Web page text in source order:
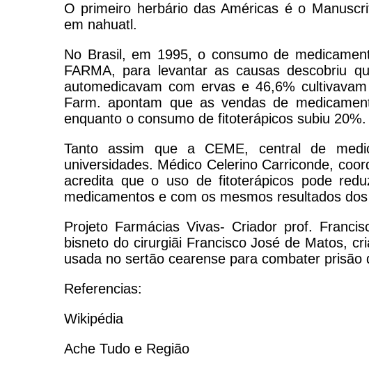
O primeiro herbário das Américas é o
em nahuatl.
No Brasil, em 1995, o consumo de
FARMA, para levantar as causas descobriu
automedicavam com ervas e 46,6%
Farm. apontam que as vendas de
enquanto o consumo de fitoterápicos subiu 20%.
Tanto assim que a CEME, central de
universidades. Médico Celerino Carriconde,
acredita que o uso de fitoterápicos pode
medicamentos e com os mesmos resultados
Projeto Farmácias Vivas- Criador prof.
bisneto do cirurgiãi Francisco José de Matos,
usada no sertão cearense para combater prisão
Referencias:
Wikipédia
Ache Tudo e Região